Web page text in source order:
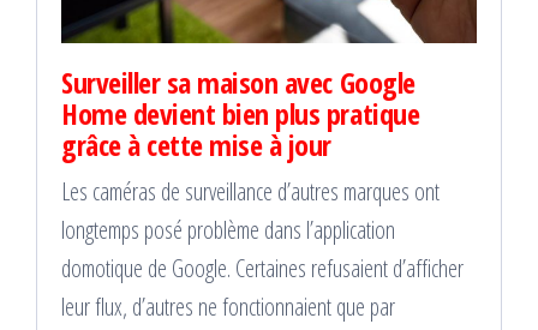
Surveiller sa maison avec Google
Home devient bien plus pratique
grâce à cette mise à jour
Les caméras de surveillance d’autres marques ont
longtemps posé problème dans l’application
domotique de Google. Certaines refusaient d’afficher
leur flux, d’autres ne fonctionnaient que par